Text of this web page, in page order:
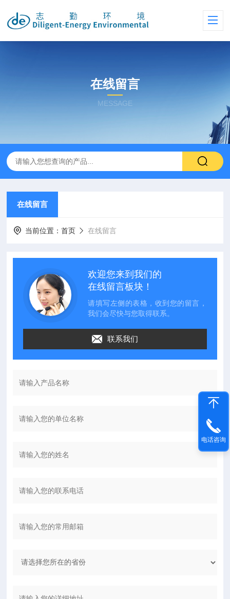
在线留言
MESSAGE
在线留言
当前位置：首页 在线留言
欢迎您来到我们的
在线留言板块！
请填写左侧的表格，收到您的留言，
我们会尽快与您取得联系。
联系我们
电话咨询